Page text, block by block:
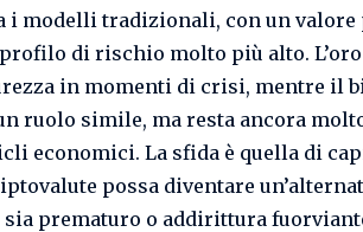
i modelli tradizionali, con un valore
di rischio molto più alto.
in momenti di crisi, mentre il
ruolo simile, ma resta ancora
economici. La sfida è quella di
possa diventare
sia prematuro o addirittura